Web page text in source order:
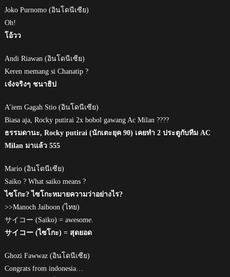
Joko Purnomo (อินโดนีเซีย)
Oh!
โอ้วว
Andi Riawan (อินโดนีเซีย)
Keren memang si Chanatip ?
เจ๋งจริงๆ ชนาธิป
A’iem Gagah Stio (อินโดนีเซีย)
Biasa aja, Rocky putirai 2x bobol gawang Ac Milan ????
ธรรมดานะ, Rocky putirai (นักเตะยุค 90) เคยทำ 2 ประตูกับทีม AC
Milan มาแล้ว 555
Mario (อินโดนีเซีย)
Saiko ? What saiko means ?
ไซโกะ? ไซโกะหมายความว่าอย่างไร?
>>Manoch Jaiboon (ไทย)
サイコー (Saiko) = awesome.
サイコー (ไซโกะ) = สุดยอด
Ghozi Fawwaz (อินโดนีเซีย)
Congrats from indonesia…